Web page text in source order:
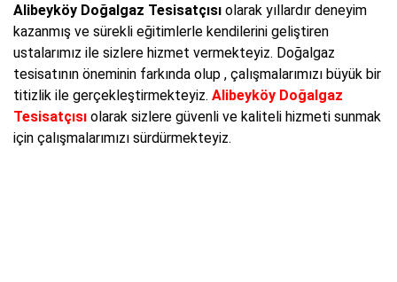
Alibeyköy Doğalgaz Tesisatçısı olarak yıllardır deneyim
kazanmış ve sürekli eğitimlerle kendilerini geliştiren
ustalarımız ile sizlere hizmet vermekteyiz. Doğalgaz
tesisatının öneminin farkında olup , çalışmalarımızı büyük bir
titizlik ile gerçekleştirmekteyiz. Alibeyköy Doğalgaz
Tesisatçısı olarak sizlere güvenli ve kaliteli hizmeti sunmak
için çalışmalarımızı sürdürmekteyiz.